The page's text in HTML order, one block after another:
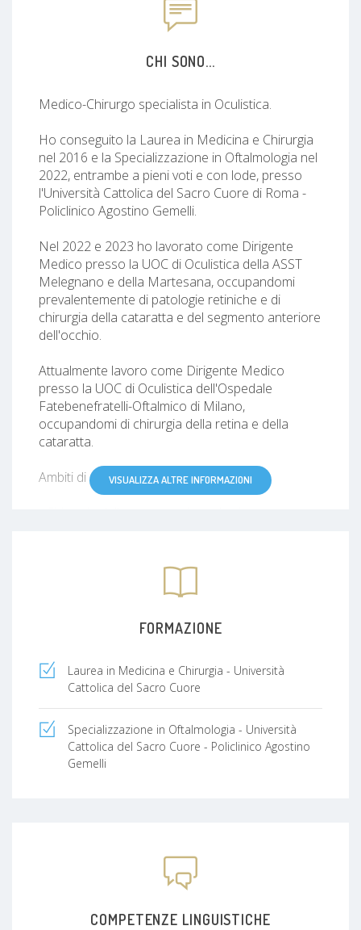
CHI SONO...
Medico-Chirurgo specialista in Oculistica.
Ho conseguito la Laurea in Medicina e Chirurgia
nel 2016 e la Specializzazione in Oftalmologia nel
2022, entrambe a pieni voti e con lode, presso
l'Università Cattolica del Sacro Cuore di Roma -
Policlinico Agostino Gemelli.
Nel 2022 e 2023 ho lavorato come Dirigente
Medico presso la UOC di Oculistica della ASST
Melegnano e della Martesana, occupandomi
prevalentemente di patologie retiniche e di
chirurgia della cataratta e del segmento anteriore
dell'occhio.
Attualmente lavoro come Dirigente Medico
presso la UOC di Oculistica dell'Ospedale
Fatebenefratelli-Oftalmico di Milano,
occupandomi di chirurgia della retina e della
cataratta.
Ambiti di specializzazione:
- Chirurgia refrattiva (risoluzione chirurgica laser
di miopia, ipermetropia ed astigmatismo)
- Trattamento di maculopatia ed edema maculare
diabetico con iniezioni intravitreali di anti-VEGF
Qui si possono leggere le mie pubblicazioni su
riviste scientifiche internazionali:
https://pubmed.ncbi.nlm.nih.gov/?
VISUALIZZA ALTRE INFORMAZIONI
FORMAZIONE
Laurea in Medicina e Chirurgia - Università
Cattolica del Sacro Cuore
Specializzazione in Oftalmologia - Università
Cattolica del Sacro Cuore - Policlinico Agostino
Gemelli
COMPETENZE LINGUISTICHE